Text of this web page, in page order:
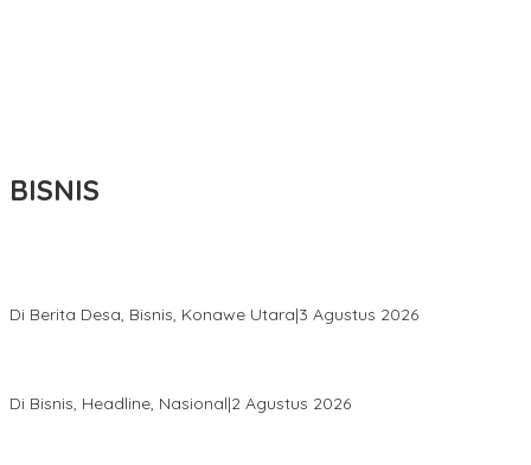
BISNIS
Di Berita Desa, Bisnis, Konawe Utara|3 Agustus 2026
Di Bisnis, Headline, Nasional|2 Agustus 2026